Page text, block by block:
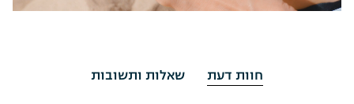
חוות דעת שאלות ותשובות